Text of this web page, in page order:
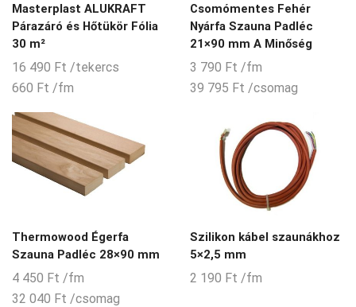
Masterplast ALUKRAFT
Párazáró és Hőtükör Fólia
30 m²
16 490 Ft /tekercs
660 Ft /fm
Csomómentes Fehér
Nyárfa Szauna Padléc
21×90 mm A Minőség
3 790 Ft /fm
39 795 Ft /csomag
Thermowood Égerfa
Szauna Padléc 28×90 mm
4 450 Ft /fm
32 040 Ft /csomag
Szilikon kábel szaunákhoz
5×2,5 mm
2 190 Ft /fm